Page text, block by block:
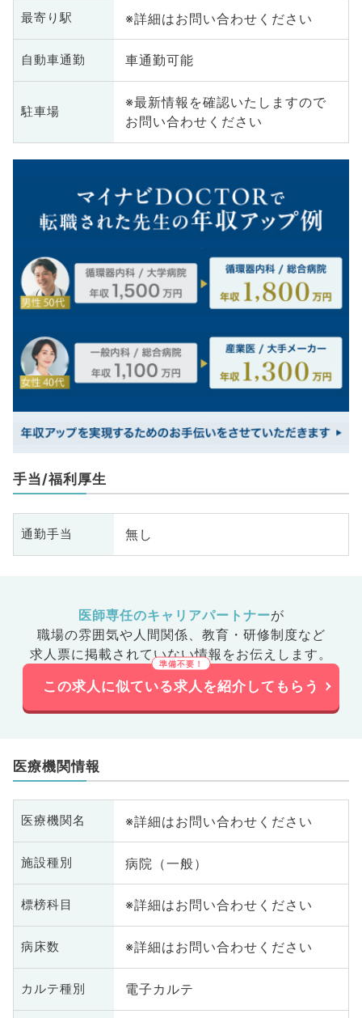
最寄り駅 ※詳細はお問い合わせください
自動車通勤 車通勤可能
駐車場
※最新情報を確認いたしますので
お問い合わせください
手当/福利厚生
通勤手当 無し
医師専任のキャリアパートナーが
職場の雰囲気や人間関係、 教育・研修制度など
求人票に掲載されていない情報をお伝えします。
この求人に似ている求人を紹介してもらう
医療機関情報
医療機関名 ※詳細はお問い合わせください
施設種別 病院（一般）
標榜科目 ※詳細はお問い合わせください
病床数 ※詳細はお問い合わせください
カルテ種別 電子カルテ